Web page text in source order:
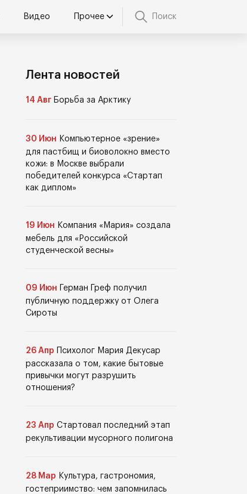
Видео Прочее Поиск
Лента новостей
14 Авг Борьба за Арктику
30 Июн Компьютерное «зрение»
для пастбищ и биоволокно вместо
кожи: в Москве выбрали
победителей конкурса «Стартап
как диплом»
19 Июн Компания «Мария» создала
мебель для «Российской
студенческой весны»
09 Июн
Герман Греф получил
публичную поддержку от Олега
Сироты
26 Апр
Психолог Мария Декусар
рассказала о том, какие бытовые
привычки могут разрушить
отношения?
23 Апр Стартовал последний этап
рекультивации мусорного полигона
28 Мар Культура, гастрономия,
гостеприимство: чем запомнилась